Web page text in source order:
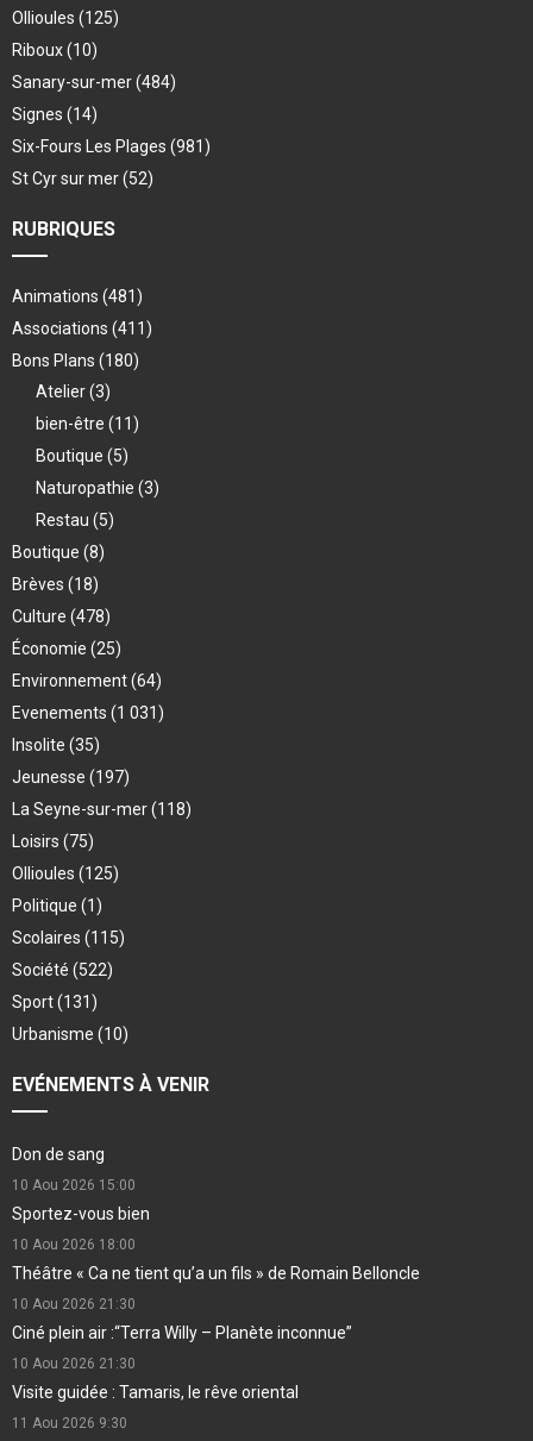
Ollioules (125)
Riboux(10)
Sanary-sur-mer(484)
Signes (14)
Six-Fours Les Plages (981)
St Cyr sur mer(52)
RUBRIQUES
Animations (481)
Associations (411)
Bons Plans (180)
Atelier(3)
bien-être (11)
Boutique (5)
Naturopathie (3)
Restau (5)
Boutique (8)
Brèves (18)
Culture (478)
Économie (25)
Environnement(64)
Evenements (1 031)
Insolite (35)
Jeunesse (197)
La Seyne-sur-mer(118)
Loisirs (75)
Ollioules (125)
Politique (1)
Scolaires (115)
Société (522)
Sport(131)
Urbanisme (10)
EVÉNEMENTS À VENIR
Don de sang
10 Aou 2026 15:00
Sportez-vous bien
10 Aou 2026 18:00
Théâtre « Ca ne tient qu’a un fils » de Romain Belloncle
10 Aou 2026 21:30
Ciné plein air :“Terra Willy – Planète inconnue”
10 Aou 2026 21:30
Visite guidée : Tamaris, le rêve oriental
11 Aou 2026 9:30